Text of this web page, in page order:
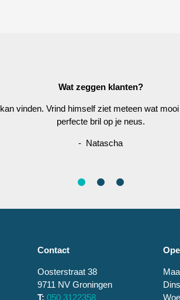
Wat zeggen klanten?
vinden. Vrind himself ziet meteen wat
perfecte bril op je neus.
- Natascha
Contact
Oosterstraat 38
9711 NV Groningen
T: 050 3122358